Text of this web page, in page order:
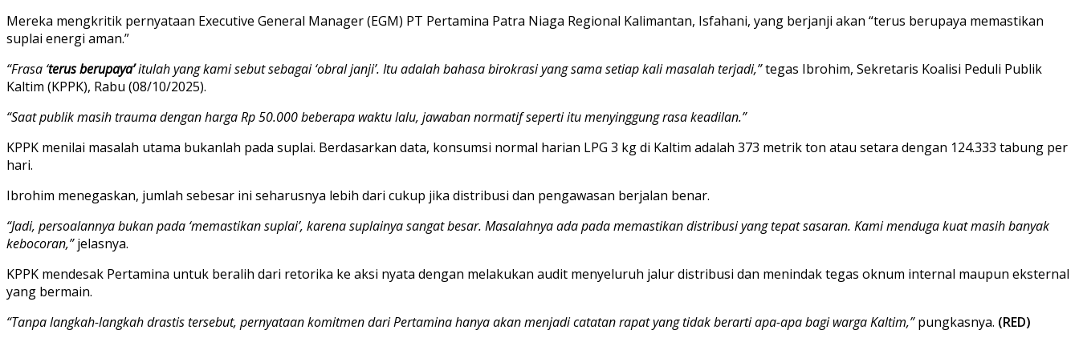
Mereka mengkritik pernyataan Executive General Manager (EGM) PT Pertamina Patra Niaga Regional Kalimantan, Isfahani, yang berjanji akan “terus berupaya memastikan
suplai energi aman.”
“Frasa ‘terus berupaya’itulah yang kami sebut sebagai ‘obral janji’. Itu adalah bahasa birokrasi yang sama setiap kali masalah terjadi,”tegas Ibrohim, Sekretaris Koalisi Peduli Publik
Kaltim (KPPK), Rabu (08/10/2025).
“Saat publik masih trauma dengan harga Rp 50.000 beberapa waktu lalu, jawaban normatif seperti itu menyinggung rasa keadilan.”
KPPK menilai masalah utama bukanlah pada suplai. Berdasarkan data, konsumsi normal harian LPG 3 kg di Kaltim adalah 373 metrik ton atau setara dengan 124.333 tabung per
hari.
Ibrohim menegaskan, jumlah sebesar ini seharusnya lebih dari cukup jika distribusi dan pengawasan berjalan benar.
“Jadi, persoalannya bukan pada ‘memastikan suplai’, karena suplainya sangat besar. Masalahnya ada pada memastikan distribusi yang tepat sasaran. Kami menduga kuat masih banyak
kebocoran,”jelasnya.
KPPK mendesak Pertamina untuk beralih dari retorika ke aksi nyata dengan melakukan audit menyeluruh jalur distribusi dan menindak tegas oknum internal maupun eksternal
yang bermain.
“Tanpa langkah-langkah drastis tersebut, pernyataan komitmen dari Pertamina hanya akan menjadi catatan rapat yang tidak berarti apa-apa bagi warga Kaltim,”pungkasnya. (RED)